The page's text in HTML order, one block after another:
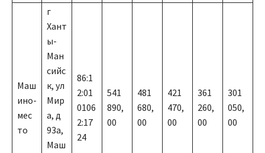
Маш
ино-
мес
то
г
Хант
ы-
Ман
сийс
к, ул
Мир
а, д
93а,
Маш
86:1
2:01
0106
2:17
24
541
890,
00
481
680,
00
421
470,
00
361
260,
00
301
050,
00